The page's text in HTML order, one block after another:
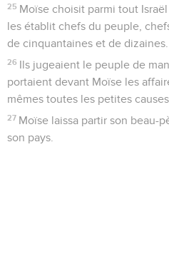
25 Moïse choisit parmi tout
les établit chefs du peuple,
de cinquantaines et de dizaines.
26 Ils jugeaient le peuple de
portaient devant Moïse les
mêmes toutes les petites causes.
27 Moïse laissa partir son beau-
son pays.